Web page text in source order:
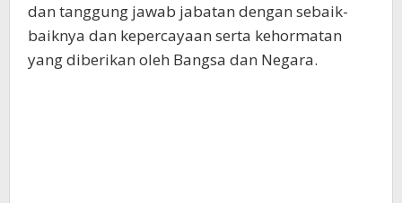
dan tanggung jawab jabatan dengan sebaik-
baiknya dan kepercayaan serta kehormatan
yang diberikan oleh Bangsa dan Negara.